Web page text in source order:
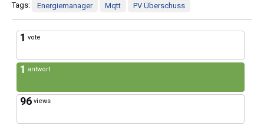
Tags: Energiemanager Mqtt PV Überschuss
1 vote
1 antwort
96 views